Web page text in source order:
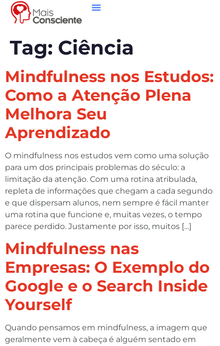
Tag: Ciência
Mindfulness nos Estudos:
Como a Atenção Plena
Melhora Seu
Aprendizado
O mindfulness nos estudos vem como uma solução
para um dos principais problemas do século: a
limitação da atenção. Com uma rotina atribulada,
repleta de informações que chegam a cada segundo
e que dispersam alunos, nem sempre é fácil manter
uma rotina que funcione e, muitas vezes, o tempo
parece perdido. Justamente por isso, muitos […]
Mindfulness nas
Empresas: O Exemplo do
Google e o Search Inside
Yourself
Quando pensamos em mindfulness, a imagem que
geralmente vem à cabeça é alguém sentado em